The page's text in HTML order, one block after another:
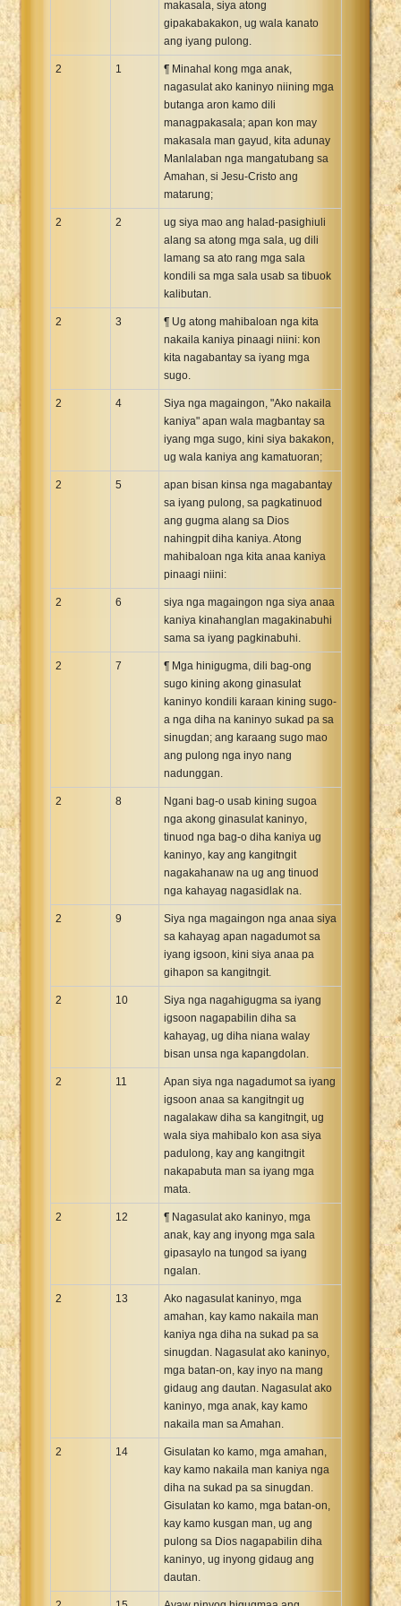
makasala, siya atong
gipakabakakon, ug wala kanato
ang iyang pulong.
2 1
¶ Minahal kong mga anak,
nagasulat ako kaninyo niining mga
butanga aron kamo dili
managpakasala; apan kon may
makasala man gayud, kita adunay
Manlalaban nga mangatubang sa
Amahan, si Jesu-Cristo ang
matarung;
2 2
ug siya mao ang halad-pasighiuli
alang sa atong mga sala, ug dili
lamang sa ato rang mga sala
kondili sa mga sala usab sa tibuok
kalibutan.
2 3
¶ Ug atong mahibaloan nga kita
nakaila kaniya pinaagi niini: kon
kita nagabantay sa iyang mga
sugo.
2 4
Siya nga magaingon, "Ako nakaila
kaniya" apan wala magbantay sa
iyang mga sugo, kini siya bakakon,
ug wala kaniya ang kamatuoran;
2 5
apan bisan kinsa nga magabantay
sa iyang pulong, sa pagkatinuod
ang gugma alang sa Dios
nahingpit diha kaniya. Atong
mahibaloan nga kita anaa kaniya
pinaagi niini:
2 6
siya nga magaingon nga siya anaa
kaniya kinahanglan magakinabuhi
sama sa iyang pagkinabuhi.
2 7
¶ Mga hinigugma, dili bag-ong
sugo kining akong ginasulat
kaninyo kondili karaan kining sugo-
a nga diha na kaninyo sukad pa sa
sinugdan; ang karaang sugo mao
ang pulong nga inyo nang
nadunggan.
2 8
Ngani bag-o usab kining sugoa
nga akong ginasulat kaninyo,
tinuod nga bag-o diha kaniya ug
kaninyo, kay ang kangitngit
nagakahanaw na ug ang tinuod
nga kahayag nagasidlak na.
2 9
Siya nga magaingon nga anaa siya
sa kahayag apan nagadumot sa
iyang igsoon, kini siya anaa pa
gihapon sa kangitngit.
2 10
Siya nga nagahigugma sa iyang
igsoon nagapabilin diha sa
kahayag, ug diha niana walay
bisan unsa nga kapangdolan.
2 11
Apan siya nga nagadumot sa iyang
igsoon anaa sa kangitngit ug
nagalakaw diha sa kangitngit, ug
wala siya mahibalo kon asa siya
padulong, kay ang kangitngit
nakapabuta man sa iyang mga
mata.
2 12
¶ Nagasulat ako kaninyo, mga
anak, kay ang inyong mga sala
gipasaylo na tungod sa iyang
ngalan.
2 13
Ako nagasulat kaninyo, mga
amahan, kay kamo nakaila man
kaniya nga diha na sukad pa sa
sinugdan. Nagasulat ako kaninyo,
mga batan-on, kay inyo na mang
gidaug ang dautan. Nagasulat ako
kaninyo, mga anak, kay kamo
nakaila man sa Amahan.
2 14
Gisulatan ko kamo, mga amahan,
kay kamo nakaila man kaniya nga
diha na sukad pa sa sinugdan.
Gisulatan ko kamo, mga batan-on,
kay kamo kusgan man, ug ang
pulong sa Dios nagapabilin diha
kaninyo, ug inyong gidaug ang
dautan.